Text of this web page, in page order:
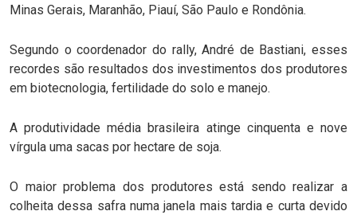
Minas Gerais, Maranhão, Piauí, São Paulo e Rondônia.
Segundo o coordenador do rally, André de Bastiani, esses
recordes são resultados dos investimentos dos produtores
em biotecnologia, fertilidade do solo e manejo.
A produtividade média brasileira atinge cinquenta e nove
vírgula uma sacas por hectare de soja.
O maior problema dos produtores está sendo realizar a
colheita dessa safra numa janela mais tardia e curta devido